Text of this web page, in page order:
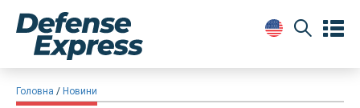
Головна Новини